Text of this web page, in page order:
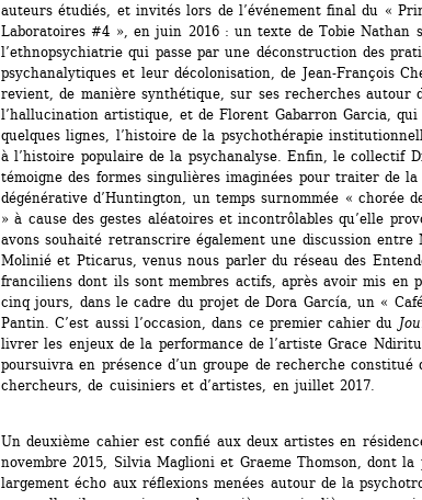
auteurs étudiés, et invités lors de l’événement final du «
Laboratoires #4 », en juin 2016 : un texte de Tobie Nathan
l’ethnopsychiatrie qui passe par une déconstruction des
psychanalytiques et leur décolonisation, de Jean-François
revient, de manière synthétique, sur ses recherches autour
l’hallucination artistique, et de Florent Gabarron Garcia,
quelques lignes, l’histoire de la psychothérapie
à l’histoire populaire de la psychanalyse. Enfin, le collectif
témoigne des formes singulières imaginées pour traiter de la
dégénérative d’Huntington, un temps surnommée « chorée
» à cause des gestes aléatoires et incontrôlables qu’elle
avons souhaité retranscrire également une discussion entre
Molinié et Pticarus, venus nous parler du réseau des
franciliens dont ils sont membres actifs, après avoir mis en
cinq jours, dans le cadre du projet de Dora García, un «
Pantin. C’est aussi l’occasion, dans ce premier cahier du
livrer les enjeux de la performance de l’artiste Grace
poursuivra en présence d’un groupe de recherche constitué
chercheurs, de cuisiniers et d’artistes, en juillet 2017.
Un deuxième cahier est confié aux deux artistes en
novembre 2015, Silvia Maglioni et Graeme Thomson, dont
largement écho aux réflexions menées autour de la